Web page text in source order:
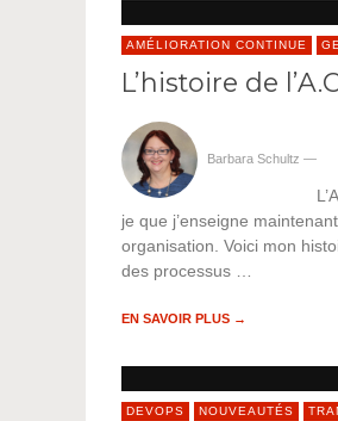
AMÉLIORATION CONTINUE
L’histoire de
Barbara Schultz —
je que j’enseigne
organisation. Voici mon
des processus …
EN SAVOIR PLUS →
DEVOPS NOUVEAUTÉS